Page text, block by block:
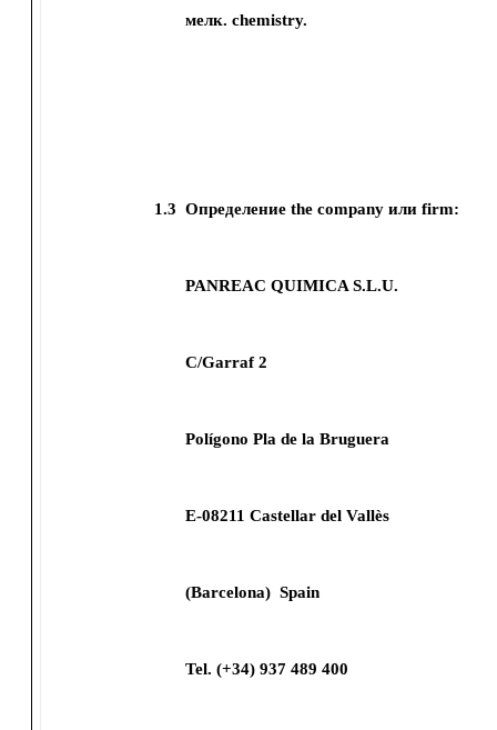
мелк. chemistry.
1.3 Определение the company или firm:
PANREAC QUIMICA S.L.U.
C/Garraf 2
Polígono Pla de la Bruguera
E-08211 Castellar del Vallès
(Barcelona) Spain
Tel. (+34) 937 489 400